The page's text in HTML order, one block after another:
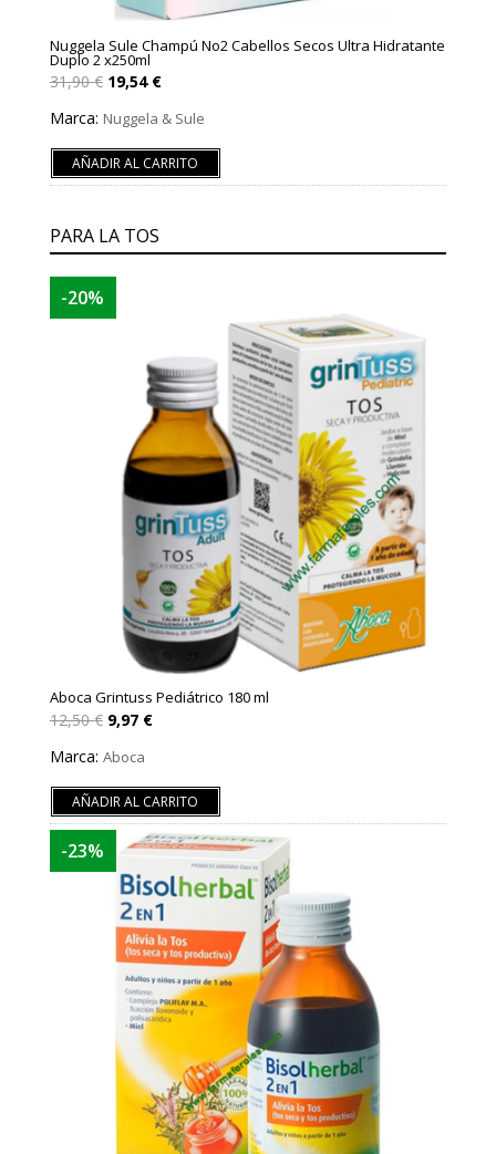
Nuggela Sule Champú No2 Cabellos Secos Ultra Hidratante
Duplo 2 x250ml
31,90€ El
precio
original
era:
19,54 €El
actual
es:
Marca: Nuggela & Sule
AÑADIR AL CARRITO
PARA LA TOS
-20%
Aboca Grintuss Pediátrico 180 ml
12,50€ El
precio
original
era:
9,97 €El
precio
Marca: Aboca
AÑADIR AL CARRITO
-23%